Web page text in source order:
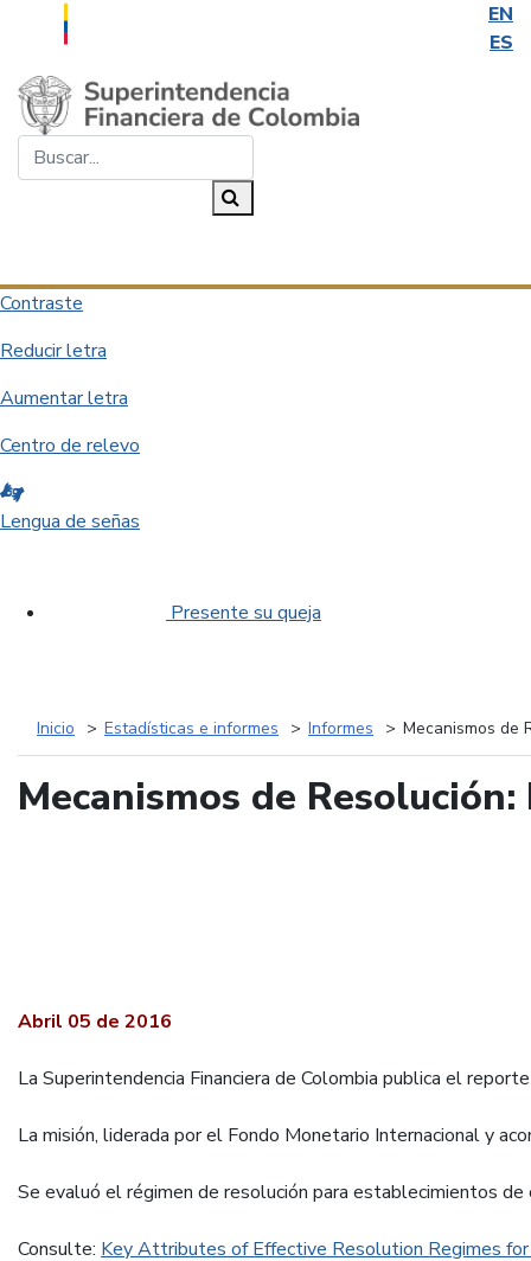
EN
ES
Saltar al contenido principal
Contraste
Reducir letra
Aumentar letra
Centro de relevo
Lengua de señas
Presente su queja
Inicio Estadísticas e informes Informes Mecanismos de
Mecanismos de
Abril 05 de 2016
La Superintendencia Financiera de Colombia publica el
La misión, liderada por el Fondo Monetario Internacional y
Se evaluó el régimen de resolución para establecimientos
Consulte: Key Attributes of Effective Resolution Regimes